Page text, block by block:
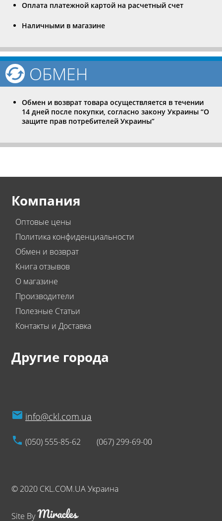
Оплата платежной картой на расчетный счет
Наличными в магазине
ОБМЕН
Обмен и возврат товара осуществляется в течении
14 дней после покупки, согласно закону Украины “О
защите прав потребителей Украины”
Компания
Оптовые цены
Политика конфиденциальности
Обмен и возврат
Книга отзывов
О магазине
Производители
Полезные Статьи
Контакты и Доставка
Другие города
info@ckl.com.ua
(050) 555-85-62 (067) 299-69-00
© 2020 CKL.COM.UA Украина
Site By